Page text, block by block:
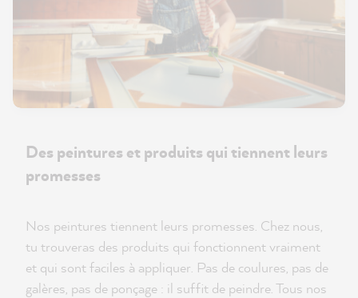
Des peintures et produits qui tiennent leurs
promesses
Nos peintures tiennent leurs promesses. Chez nous,
tu trouveras des produits qui fonctionnent vraiment
et qui sont faciles à appliquer. Pas de coulures, pas de
galères, pas de ponçage : il suffit de peindre. Tous nos